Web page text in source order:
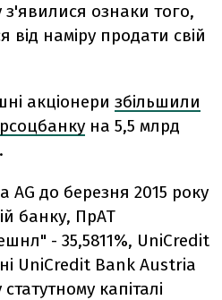
з'явилися ознаки того,
від наміру продати свій
акціонери збільшили
на 5,5 млрд
до березня 2015 року
банку, ПрАТ
- 35,5811%, UniCredit
UniCredit Bank Austria
капіталі